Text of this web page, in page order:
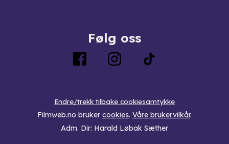
Følg oss
Endre/trekk tilbake cookiesamtykke
Filmweb.no bruker cookies. Våre brukervilkår.
Adm. Dir: Harald Løbak Sæther